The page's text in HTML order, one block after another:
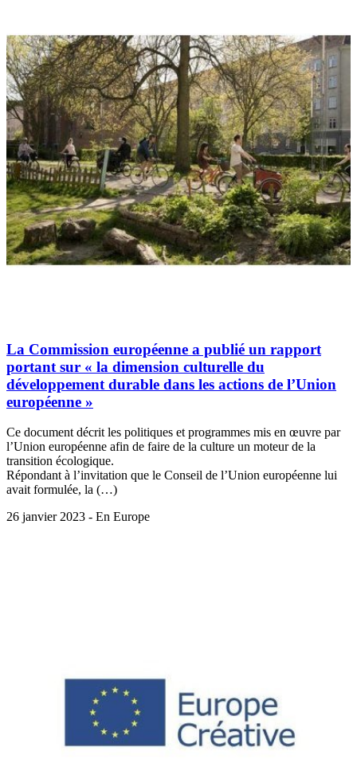
La Commission européenne a publié un rapport
portant sur « la dimension culturelle du
développement durable dans les actions de l’Union
européenne »
Ce document décrit les politiques et programmes mis en œuvre par
l’Union européenne afin de faire de la culture un moteur de la
transition écologique.
Répondant à l’invitation que le Conseil de l’Union européenne lui
avait formulée, la (…)
26 janvier 2023 - En Europe